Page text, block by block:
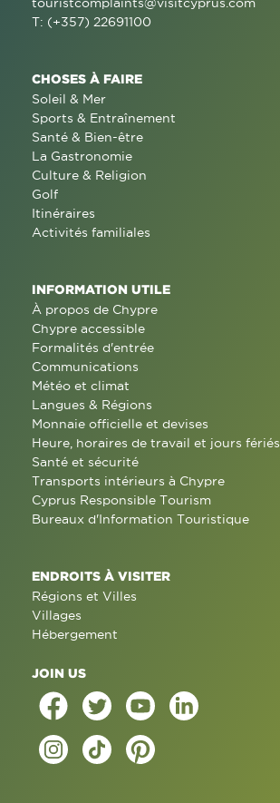
T: (+357) 22691100
CHOSES À FAIRE
Soleil & Mer
Sports & Entraînement
Santé & Bien-être
La Gastronomie
Culture & Religion
Golf
Itinéraires
Activités familiales
INFORMATION UTILE
À propos de Chypre
Chypre accessible
Formalités d'entrée
Communications
Météo et climat
Langues & Régions
Monnaie officielle et devises
Heure, horaires de travail et jours fériés
Santé et sécurité
Transports intérieurs à Chypre
Cyprus Responsible Tourism
Bureaux d'Information Touristique
ENDROITS À VISITER
Régions et Villes
Villages
Hébergement
JOIN US